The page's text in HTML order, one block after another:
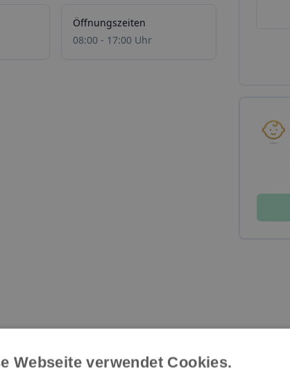
Öffnungszeiten
08:00 - 17:00 Uhr
Räumlichkeiten Konzept-Umsetzung
Webseite verwendet Cookies.